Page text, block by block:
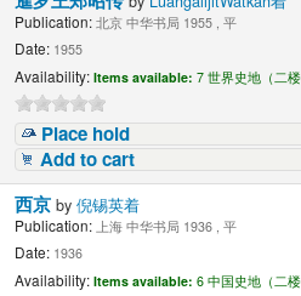
Publication: 北京 中华书局 1955 , 平
Date: 1955
Availability: Items available: 7 世界史地（二
Place hold
Add to cart
西京by倪锡英着
Publication: 上海 中华书局 1936 , 平
Date: 1936
Availability: Items available: 6 中国史地（二